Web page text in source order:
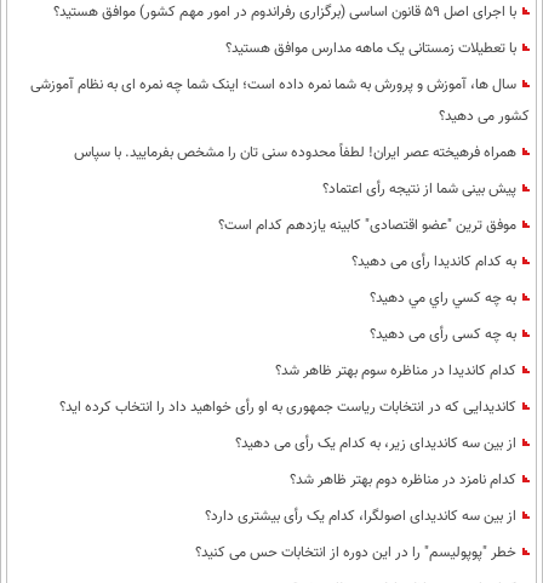
با اجرای اصل 59 قانون اساسی (برگزاری رفراندوم در امور مهم کشور) موافق هستید؟
با تعطیلات زمستانی یک ماهه مدارس موافق هستید؟
سال ها، آموزش و پرورش به شما نمره داده است؛ اینک شما چه نمره ای به نظام آموزشی
کشور می دهید؟
همراه فرهیخته عصر ایران! لطفاً محدوده سنی تان را مشخص بفرمایید. با سپاس
پیش بینی شما از نتیجه رأی اعتماد؟
موفق ترین "عضو اقتصادی" کابینه یازدهم کدام است؟
به کدام کاندیدا رأی می دهید؟
به چه كسي راي مي دهيد؟
به چه کسی رأی می دهید؟
کدام کاندیدا در مناظره سوم بهتر ظاهر شد؟
کاندیدایی که در انتخابات ریاست جمهوری به او رأی خواهید داد را انتخاب کرده اید؟
از بین سه کاندیدای زیر، به کدام یک رأی می دهید؟
کدام نامزد در مناظره دوم بهتر ظاهر شد؟
از بین سه کاندیدای اصولگرا، کدام یک رأی بیشتری دارد؟
خطر "پوپولیسم" را در این دوره از انتخابات حس می کنید؟